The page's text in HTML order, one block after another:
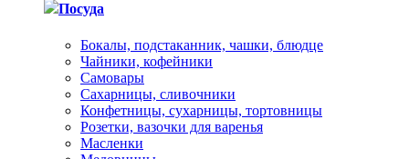
Посуда
Бокалы, подстаканник, чашки, блюдце
Чайники, кофейники
Самовары
Сахарницы, сливочники
Конфетницы, сухарницы, тортовницы
Розетки, вазочки для варенья
Масленки